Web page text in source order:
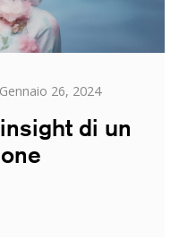
Posted
Gennaio 26, 2024
di un